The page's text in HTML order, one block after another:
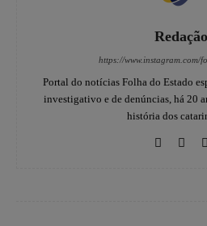
Redação
https://www.instagram.com/
Portal do notícias Folha do Estado
investigativo e de denúncias, há 20
história dos